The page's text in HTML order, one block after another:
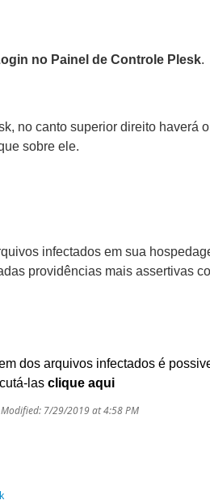
no Painel de Controle Plesk.
no canto superior direito haverá
sobre ele.
infectados em sua
providências mais assertivas
dos arquivos infectados é
las clique aqui
Modified: 7/29/2019 at 4:58 PM